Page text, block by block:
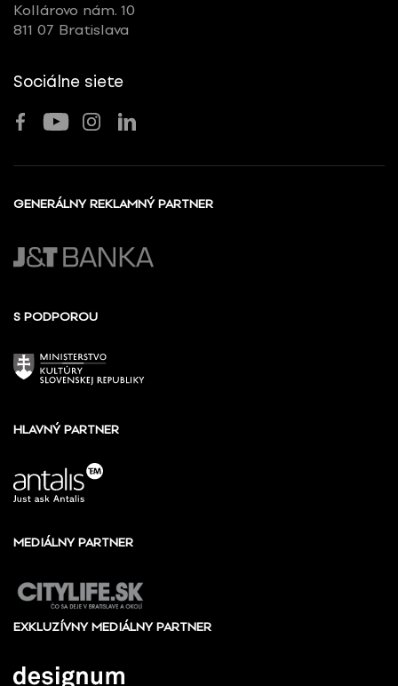
Kollárovo nám. 10
811 07 Bratislava
Sociálne siete
GENERÁLNY REKLAMNÝ PARTNER
S PODPOROU
HLAVNÝ PARTNER
MEDIÁLNY PARTNER
EXKLUZÍVNY MEDIÁLNY PARTNER